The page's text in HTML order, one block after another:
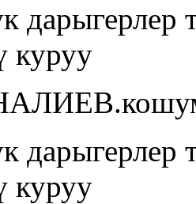
дарыгерлер
куруу
дарыгерлер
куруу